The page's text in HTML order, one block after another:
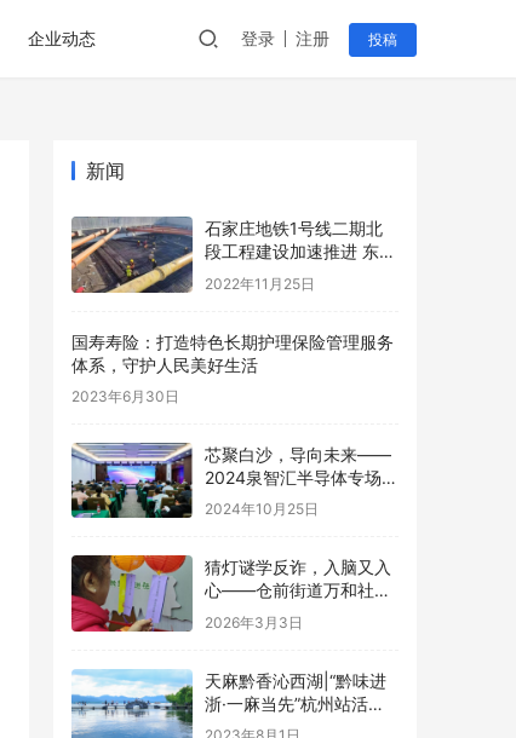
企业动态 登录 注册 投稿
新闻
石家庄地铁1号线二期北
段工程建设加速推进 东上
泽站至东洋站区间主体工
程完成过半
2022年11月25日
国寿寿险：打造特色长期护理保险管理服务
体系，守护人民美好生活
2023年6月30日
芯聚白沙，导向未来——
2024泉智汇半导体专场路
演精彩回顾
2024年10月25日
猜灯谜学反诈，入脑又入
心——仓前街道万和社区
开展元宵反诈主题宣传活
2026年3月3日
天麻黔香沁西湖|“黔味进
浙·一麻当先”杭州站活动
圆满举行！